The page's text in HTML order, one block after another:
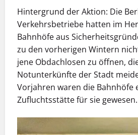
Hintergrund der Aktion: Die
Verkehrsbetriebe hatten im
Bahnhöfe aus
zu den vorherigen Wintern
jene Obdachlosen zu öffnen,
Notunterkünfte der Stadt
Vorjahren waren die Bahnhöfe
Zufluchtsstätte für sie gewesen.